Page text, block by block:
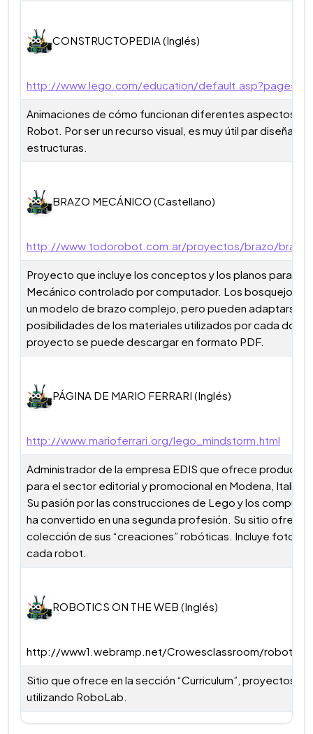
CONSTRUCTOPEDIA (Inglés)
http://www.lego.com/education/default.asp?page=4_1
Animaciones de cómo funcionan diferentes aspectos
Robot. Por ser un recurso visual, es muy útil par diseñar
estructuras.
BRAZO MECÁNICO (Castellano)
http://www.todorobot.com.ar/proyectos/brazo/
Proyecto que incluye los conceptos y los planos para
Mecánico controlado por computador. Los bosquejos
un modelo de brazo complejo, pero pueden adaptarse a
posibilidades de los materiales utilizados por cada
proyecto se puede descargar en formato PDF.
PÁGINA DE MARIO FERRARI (Inglés)
http://www.marioferrari.org/lego_mindstorm.html
Administrador de la empresa EDIS que ofrece
para el sector editorial y promocional en Modena, Italia.
Su pasión por las construcciones de Lego y los
ha convertido en una segunda profesión. Su sitio ofrece
colección de sus “creaciones” robóticas. Incluye foto y
cada robot.
ROBOTICS ON THE WEB (Inglés)
http://www1.webramp.net/Crowesclassroom/
Sitio que ofrece en la sección “Curriculum”, proyectos
utilizando RoboLab.